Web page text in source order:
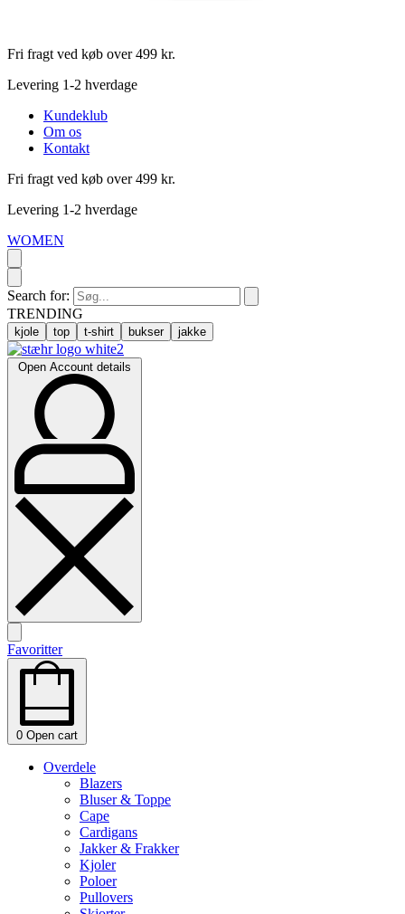
Fri fragt ved køb over 499 kr.
Levering 1-2 hverdage
Kundeklub
Om os
Kontakt
Fri fragt ved køb over 499 kr.
Levering 1-2 hverdage
WOMEN
Search for:
TRENDING
kjole top t-shirt bukser jakke
Open Account details
Favoritter
0 Open cart
Overdele
Blazers
Bluser & Toppe
Cape
Cardigans
Jakker & Frakker
Kjoler
Poloer
Pullovers